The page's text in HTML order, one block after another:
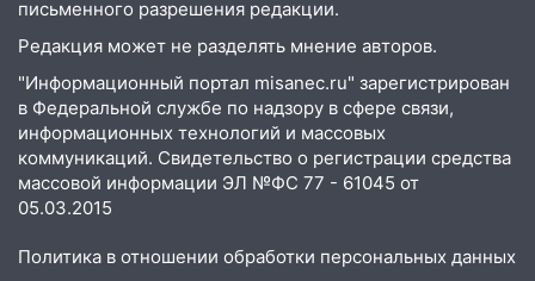
В Чердаклинском районе
столкнулись «Лада» и Chevrolet:
пострадал 14-летний подросток
12:00 Где есть бензин в Ульяновске 7
августа: список АЗС
11:50 Заснул рядом с ребёнком и
случайно задушил его: суд вынес
приговор
письменного разрешения редакции.
Редакция может не разделять мнение авторов.
"Информационный портал misanec.ru" зарегистрирован
в Федеральной службе по надзору в сфере связи,
информационных технологий и массовых
коммуникаций. Свидетельство о регистрации средства
массовой информации ЭЛ №ФС 77 - 61045 от
05.03.2015
Политика в отношении обработки персональных данных